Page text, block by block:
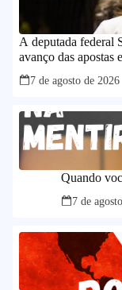
A deputada federal
avanço das apostas
chamadas “bets”
7 de agosto de 2026
Quando
7 de